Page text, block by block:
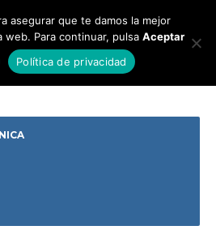
asegurar que te damos la mejor
Para continuar, pulsa Aceptar
Política de privacidad